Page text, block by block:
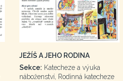
JEŽÍŠ A JEHO RODINA
Sekce: Katecheze a výuka
náboženství, Rodinná katecheze